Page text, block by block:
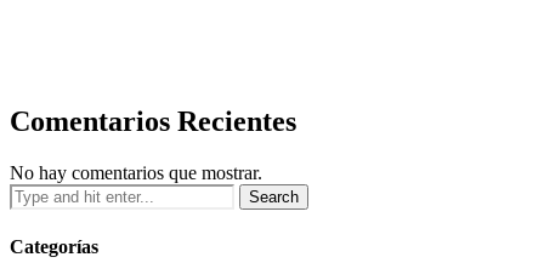
Comentarios Recientes
No hay comentarios que mostrar.
Categorías